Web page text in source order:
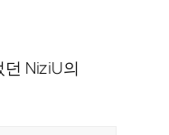
NiziU의